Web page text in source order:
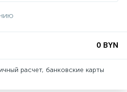
0 BYN
расчет, банковские карты